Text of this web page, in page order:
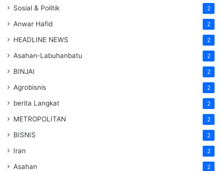
Sosial & Politik 2
Anwar Hafid 2
HEADLINE NEWS 2
Asahan-Labuhanbatu 2
BINJAI 2
Agrobisnis 2
berita Langkat 2
METROPOLITAN 2
BISNIS 2
Iran 2
Asahan 2